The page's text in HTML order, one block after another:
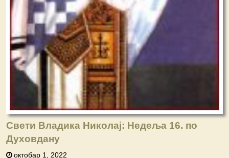
Свети Владика Николај: Недеља 16. по
Духовдану
октобар 1, 2022